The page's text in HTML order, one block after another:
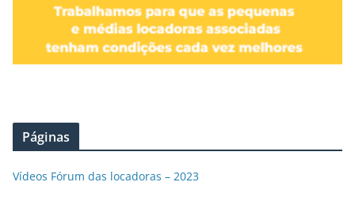
Páginas
Vídeos Fórum das locadoras – 2023